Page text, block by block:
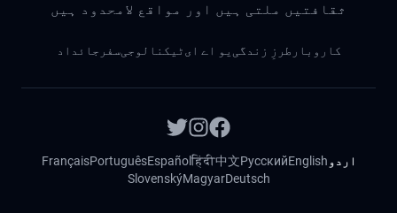
ثقافتیں ملتی ہیں اور مواقع لامحدود ہیں
کاروبار طرزِ زندگی یو اے ایٹیکنالوجیسفر جائداد
اردو English
Русский
中文
हिंदी
Español
Português
Français
Deutsch
Magyar
Slovenský